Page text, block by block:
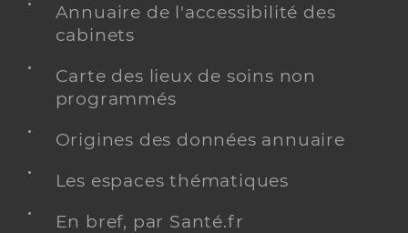
Annuaire de l'accessibilité des
cabinets
Carte des lieux de soins non
programmés
Origines des données annuaire
Les espaces thématiques
En bref, par Santé.fr